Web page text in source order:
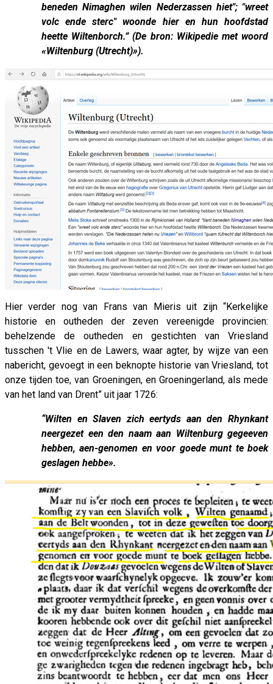
beneden Nimaghen wilen Nederzassen hiet"; "wreet
volc ende sterc" woonde hier en hun hoofdstad
heette Wiltenborch.” (De bron: Wikipedie met woord
«Wiltenburg (Utrecht)»).
Hier verder nog van Frans van Mieris uit zijn “Kerkelijke
historie en outheden der zeven vereenigde provincien:
behelzende de outheden en gestichten van Vriesland
tusschen 't Vlie en de Lawers, waar agter, by wijze van een
nabericht, gevoegt in een beknopte historie van Vriesland, tot
onze tijden toe, van Groeningen, en Groeningerland, als mede
van het land van Drent” uit jaar 1726:
“Wilten en Slaven zich eertyds aan den Rhynkant
neergezet een den naam aan Wiltenburg gegeeven
hebben, aen-genomen en voor goede munt te boek
geslagen hebbe».